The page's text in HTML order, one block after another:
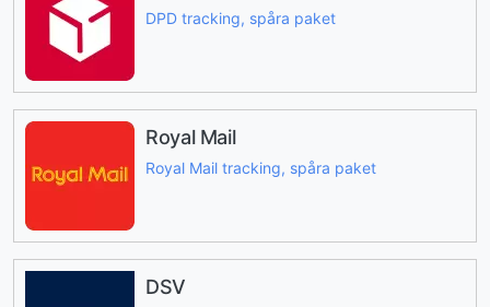
DPD tracking, spåra paket
Royal Mail
Royal Mail tracking, spåra paket
DSV